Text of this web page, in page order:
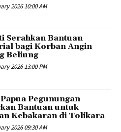
2026 10:00 AM
Serahkan Bantuan
bagi Korban Angin
Beliung
2026 13:00 PM
Pegunungan
Bantuan untuk
Kebakaran di Tolikara
2026 09:30 AM